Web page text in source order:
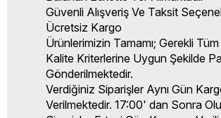
Güvenli Alışveriş Ve Taksit
Ücretsiz Kargo
Ürünlerimizin Tamamı; Gerekli
Kalite Kriterlerine Uygun Şekilde
Gönderilmektedir.
Verdiğiniz Siparişler Aynı Gün
Verilmektedir. 17:00' dan Sonra